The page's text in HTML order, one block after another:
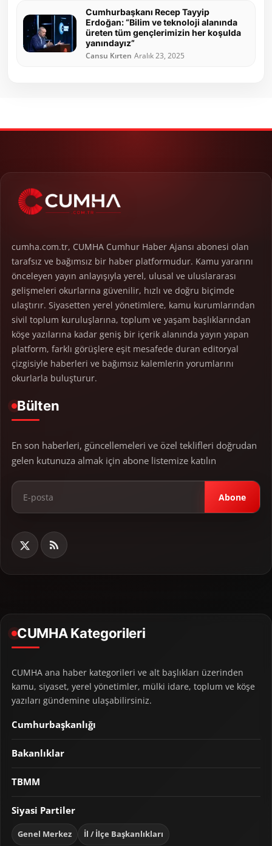
Cumhurbaşkanı Recep Tayyip
Erdoğan: “Bilim ve teknoloji alanında
üreten tüm gençlerimizin her koşulda
yanındayız”
Cansu Kırten Aralık 23, 2025
cumha.com.tr, CUMHA Cumhur Haber Ajansı abonesi olan
tarafsız ve bağımsız bir haber platformudur. Kamu yararını
önceleyen yayın anlayışıyla yerel, ulusal ve uluslararası
gelişmeleri okurlarına güvenilir, hızlı ve doğru biçimde
ulaştırır. Siyasetten yerel yönetimlere, kamu kurumlarından
sivil toplum kuruluşlarına, toplum ve yaşam başlıklarından
köşe yazılarına kadar geniş bir içerik alanında yayın yapan
platform, farklı görüşlere eşit mesafede duran editoryal
çizgisiyle haberleri ve bağımsız kalemlerin yorumlarını
okurlarla buluşturur.
Bülten
En son haberleri, güncellemeleri ve özel teklifleri doğrudan
gelen kutunuza almak için abone listemize katılın
Abone
CUMHA Kategorileri
CUMHA ana haber kategorileri ve alt başlıkları üzerinden
kamu, siyaset, yerel yönetimler, mülki idare, toplum ve köşe
yazıları gündemine ulaşabilirsiniz.
Cumhurbaşkanlığı
Bakanlıklar
TBMM
Siyasi Partiler
Genel Merkez İl / İlçe Başkanlıkları